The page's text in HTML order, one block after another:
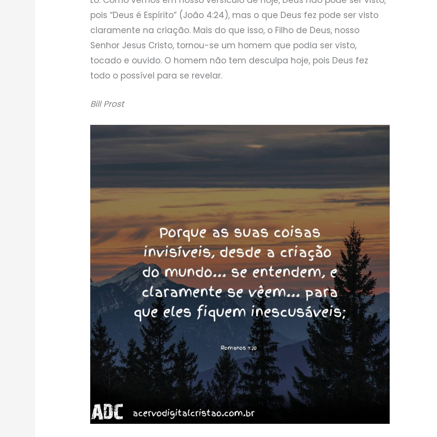
pois “Deus é Espírito” (João 4:24), mas o que Deus fez pode ser visto
claramente na criação. Mais do que isso, o Filho de Deus, nosso
Senhor Jesus Cristo, tornou-se um homem que podia ser visto,
tocado e ouvido. O homem não tem desculpa hoje, pois Deus fez
todo o possível para se revelar.
Bill Prost